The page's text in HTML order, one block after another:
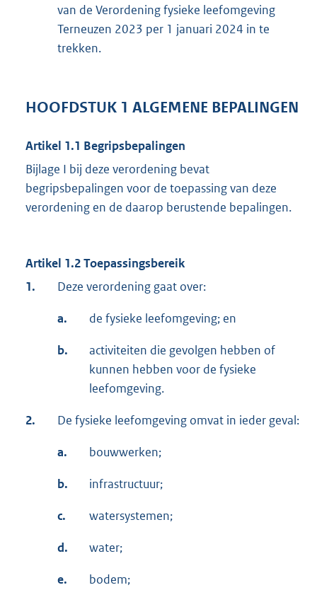
van de Verordening fysieke leefomgeving
Terneuzen 2023 per 1 januari 2024 in te
trekken.
HOOFDSTUK 1 ALGEMENE BEPALINGEN
Artikel 1.1 Begripsbepalingen
Bijlage I bij deze verordening bevat
begripsbepalingen voor de toepassing van deze
verordening en de daarop berustende bepalingen.
Artikel 1.2 Toepassingsbereik
1.
Deze verordening gaat over:
a. de fysieke leefomgeving; en
b.
activiteiten die gevolgen hebben of
kunnen hebben voor de fysieke
leefomgeving.
2. De fysieke leefomgeving omvat in ieder geval:
a. bouwwerken;
b. infrastructuur;
c. watersystemen;
d. water;
e. bodem;